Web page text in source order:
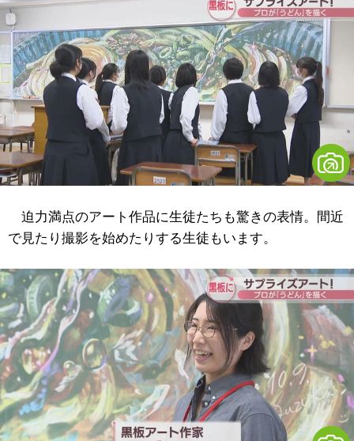
迫力満点のアート作品に生徒たちも驚きの表情。間近
で見たり撮影を始めたりする生徒もいます。